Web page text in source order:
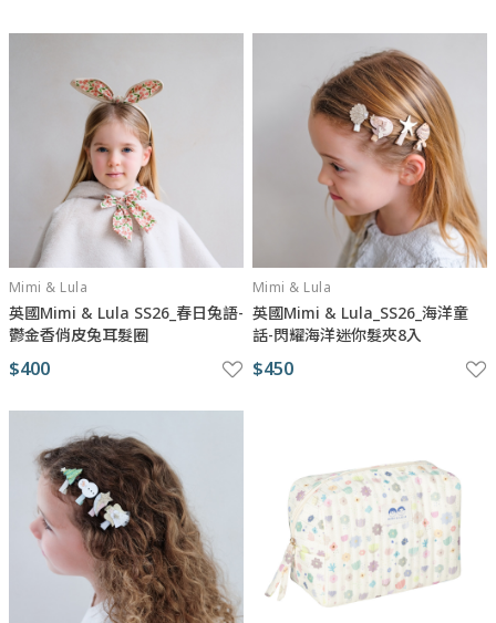
Mimi & Lula
英國Mimi & Lula SS26_春日兔語-
鬱金香俏皮兔耳髮圈
$400
Mimi & Lula
英國Mimi & Lula_SS26_海洋童
話-閃耀海洋迷你髮夾8入
$450